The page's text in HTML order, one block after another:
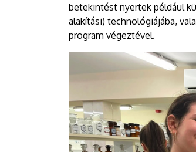
betekintést nyertek például
alakítási) technológiájába,
program végeztével.